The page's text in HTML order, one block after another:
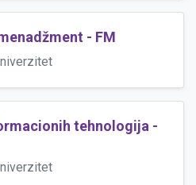
- FM
tehnologija -